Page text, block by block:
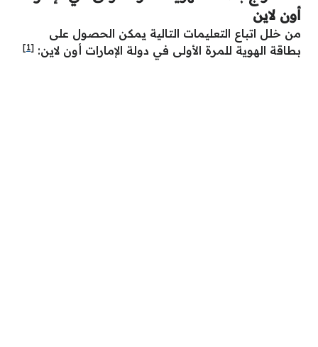
أون لاين
من خلل اتباع التعليمات التالية يمكن الحصول على
بطاقة الهوية للمرة الأولى في دولة الإمارات أون لاين: [1]